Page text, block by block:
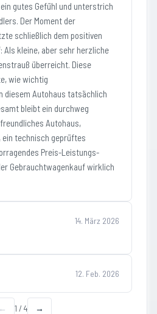
gutes Gefühl und unterstrich
Der Moment der
schließlich dem positiven
Als kleine, aber sehr herzliche
überreicht. Diese
wie wichtig
diesem Autohaus tatsächlich
bleibt ein durchweg
Autohaus,
technisch geprüftes
Preis-Leistungs-
Gebrauchtwagenkauf wirklich
14. März 2026
12. Feb. 2026
← 1 / 4 →